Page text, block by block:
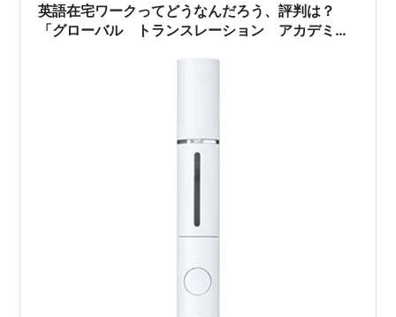
英語在宅ワークってどうなんだろう、評判は？
「グローバル トランスレーション アカデミ